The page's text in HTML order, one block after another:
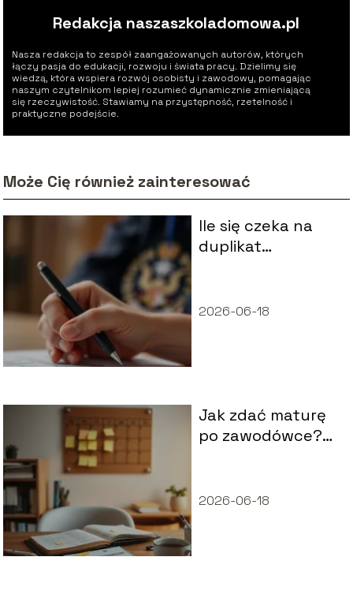
Redakcja naszaszkoladomowa.pl
Nasza redakcja to zespół zaangażowanych autorów, których
łączy pasja do edukacji, rozwoju i świata pracy. Dzielimy się
wiedzą, która wspiera rozwój osobisty i zawodowy, pomagając
naszym czytelnikom lepiej rozumieć dynamicznie zmieniającą
się rzeczywistość. Stawiamy na przystępność, rzetelność i
praktyczne podejście.
Może Cię również zainteresować
Ile się czeka na
duplikat
szkoły?
2026-06-18
Jak zdać maturę
po zawodówce?
kroku
2026-06-18